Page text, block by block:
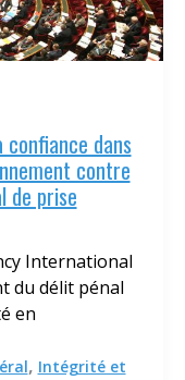
dans
contre
de prise
International
du délit pénal
en
, Intégrité et